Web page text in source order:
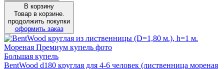
В корзину
Товар в корзине.
продолжить покупки
оформить заказ
Большая купель
BentWood d180 круглая для 4-6 человек (лиственница мореная